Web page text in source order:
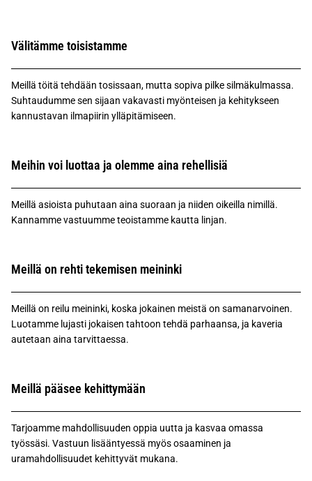
Välitämme toisistamme
Meillä töitä tehdään tosissaan, mutta sopiva pilke silmäkulmassa.
Suhtaudumme sen sijaan vakavasti myönteisen ja kehitykseen
kannustavan ilmapiirin ylläpitämiseen.
Meihin voi luottaa ja olemme aina rehellisiä
Meillä asioista puhutaan aina suoraan ja niiden oikeilla nimillä.
Kannamme vastuumme teoistamme kautta linjan.
Meillä on rehti tekemisen meininki
Meillä on reilu meininki, koska jokainen meistä on samanarvoinen.
Luotamme lujasti jokaisen tahtoon tehdä parhaansa, ja kaveria
autetaan aina tarvittaessa.
Meillä pääsee kehittymään
Tarjoamme mahdollisuuden oppia uutta ja kasvaa omassa
työssäsi. Vastuun lisääntyessä myös osaaminen ja
uramahdollisuudet kehittyvät mukana.